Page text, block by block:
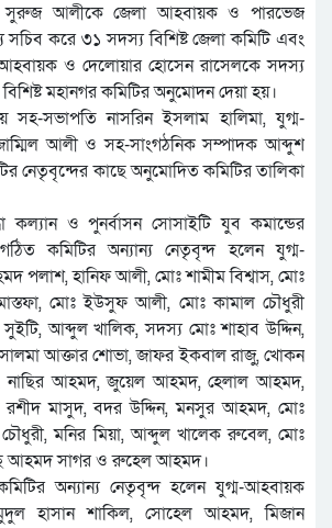
সুরুজ আলীকে জেলা আহবায়ক ও পারভেজ
করে ৩১ সদস্য বিশিষ্ট জেলা কমিটি এবং
ও দেলোয়ার হোসেন রাসেলকে সদস্য
মহানগর কমিটির অনুমোদন দেয়া হয়।
সহ-সভাপতি নাসরিন ইসলাম হালিমা, যুগ্ম-
আলী ও সহ-সাংগঠনিক সম্পাদক আব্দুশ
নেতৃবৃন্দের কাছে অনুমোদিত কমিটির তালিকা
কল্যান ও পুনর্বাসন সোসাইটি যুব কমান্ডের
কমিটির অন্যান্য নেতৃবৃন্দ হলেন যুগ্ম-
হানিফ আলী, মোঃ শামীম বিশ্বাস, মোঃ
মোঃ ইউসুফ আলী, মোঃ কামাল চৌধুরী
আব্দুল খালিক, সদস্য মোঃ শাহাব উদ্দিন,
আক্তার শোভা, জাফর ইকবাল রাজু, খোকন
আহমদ, জুয়েল আহমদ, হেলাল আহমদ,
রশীদ মাসুদ, বদর উদ্দিন, মনসুর আহমদ, মোঃ
মনির মিয়া, আব্দুল খালেক রুবেল, মোঃ
আহমদ সাগর ও রুহেল আহমদ।
অন্যান্য নেতৃবৃন্দ হলেন যুগ্ম-আহবায়ক
হাসান শাকিল, সোহেল আহমদ, মিজান